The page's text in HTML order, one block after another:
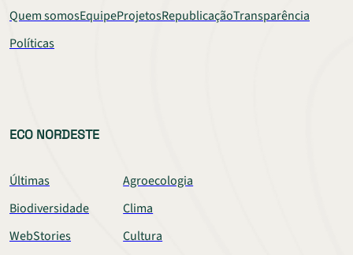
Quem somosEquipeProjetosRepublicaçãoTransparência
Políticas
ECO NORDESTE
Últimas
Agroecologia
Biodiversidade
Clima
WebStories
Cultura